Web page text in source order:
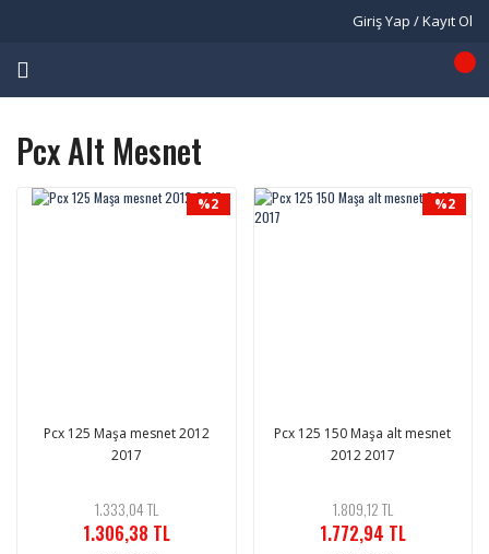
Giriş Yap / Kayıt Ol
Pcx Alt Mesnet
Pcx 125 Maşa mesnet 2012
2017
%2
1.333,04 TL
1.306,38 TL
Pcx 125 150 Maşa alt mesnet
2012 2017
%2
1.809,12 TL
1.772,94 TL